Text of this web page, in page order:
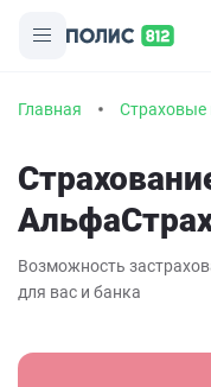
Главная Страховые
Возможность
для вас и банка